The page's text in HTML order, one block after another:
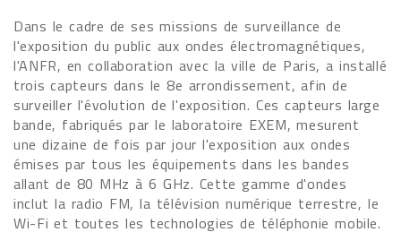
Dans le cadre de ses missions de surveillance de
l'exposition du public aux ondes électromagnétiques,
l'ANFR, en collaboration avec la ville de Paris, a installé
trois capteurs dans le 8e arrondissement, afin de
surveiller l'évolution de l'exposition. Ces capteurs large
bande, fabriqués par le laboratoire EXEM, mesurent
une dizaine de fois par jour l'exposition aux ondes
émises par tous les équipements dans les bandes
allant de 80 MHz à 6 GHz. Cette gamme d'ondes
inclut la radio FM, la télévision numérique terrestre, le
Wi-Fi et toutes les technologies de téléphonie mobile.